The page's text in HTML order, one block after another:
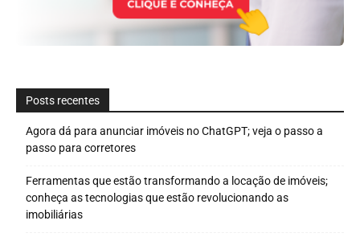
Posts recentes
Agora dá para anunciar imóveis no ChatGPT; veja o passo a
passo para corretores
Ferramentas que estão transformando a locação de imóveis;
conheça as tecnologias que estão revolucionando as
imobiliárias